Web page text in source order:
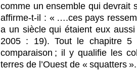
comme un ensemble qui devrait
affirme-t-il : « ….ces pays
a un siècle qui étaient eux
2005 : 19). Tout le chapitre
comparaison ; il y qualifie les
terres de l’Ouest de « squatters ».